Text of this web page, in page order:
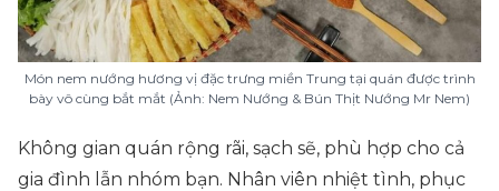
Món nem nướng hương vị đặc trưng miền Trung tại quán được trình
bày vô cùng bắt mắt (Ảnh: Nem Nướng & Bún Thịt Nướng Mr Nem)
Không gian quán rộng rãi, sạch sẽ, phù hợp cho cả
gia đình lẫn nhóm bạn. Nhân viên nhiệt tình, phục